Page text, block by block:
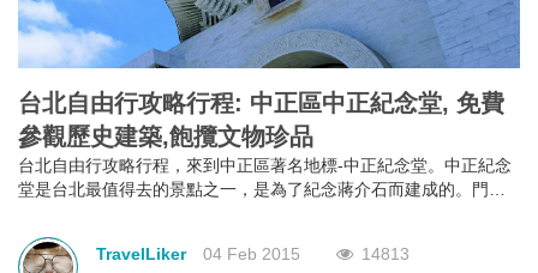
台北自由行攻略行程: 中正區中正紀念堂, 免費
參觀歷史建築,飽攬文物珍品
台北自由行攻略行程，來到中正區著名地標-中正紀念堂。中正紀念
堂是台北最值得去的景點之一，是為了紀念蔣介石而建成的。門票
國庭園造景為主要設計思路，藍白的色調代表了自由、平等。除了
參觀其各式各樣的建築風格，它另一個著名的表演是每小時的換班
TravelLiker 04 Feb 2015 14813